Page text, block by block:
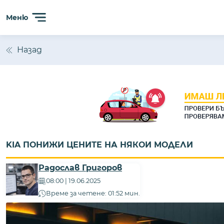
Меню
Назад
KIA ПОНИЖИ ЦЕНИТЕ НА НЯКОИ МОДЕЛИ
Радослав Григоров
08:00 | 19.06.2025
Време за четене: 01:52 мин.